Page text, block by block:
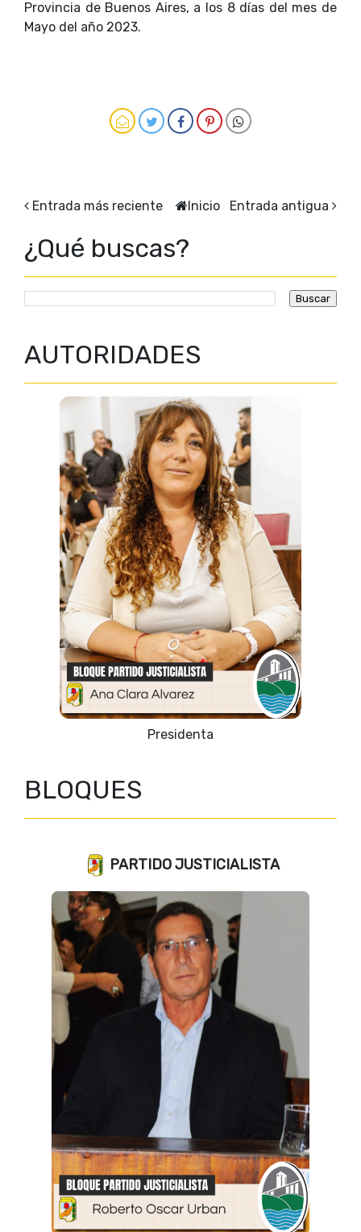
Provincia de Buenos Aires, a los 8 días del mes de
Mayo del año 2023.
Entrada más reciente Entrada antigua
Inicio
¿Qué buscas?
AUTORIDADES
Vicepresidente 1º
BLOQUES
PARTIDO JUSTICIALISTA